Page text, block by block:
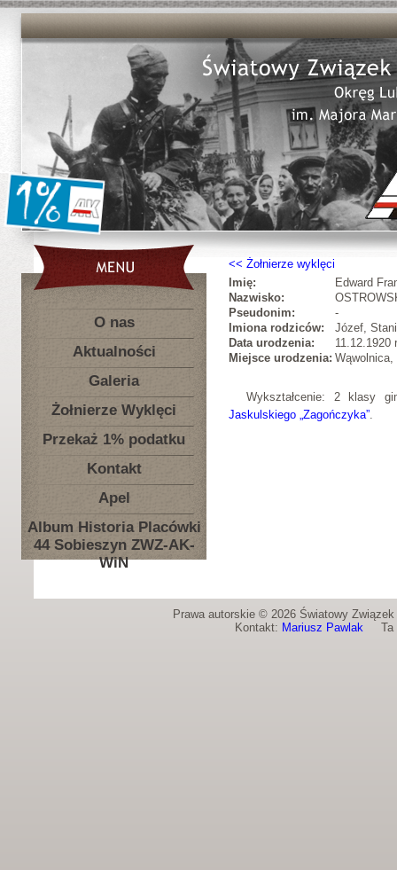
O nas
Aktualności
Galeria
Żołnierze Wyklęci
Przekaż 1% podatku
Kontakt
Apel
Album Historia Placówki
44 Sobieszyn ZWZ-AK-
WiN
Żołnierze wyklęci
Imię:
Edward
Nazwisko:
Pseudonim:
-
Imiona rodziców:
Józef,
Data urodzenia:
11.12.1920
Miejsce urodzenia: Wąwolnica,
Wykształcenie: 2 klasy
Jaskulskiego „Zagończyka”.
Prawa autorskie © 2026 Światowy
Kontakt: Mariusz PawlakTa